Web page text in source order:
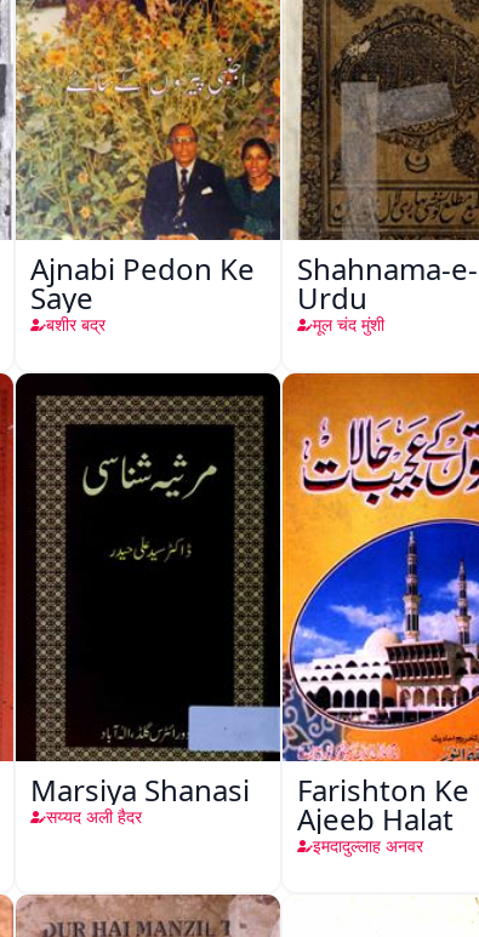
Ajnabi Pedon Ke
Saye
बशीर बद्र
Shahnama-e-
Urdu
मूल चंद मुंशी
Marsiya Shanasi
सय्यद अली हैदर
Farishton Ke
Ajeeb Halat
इमदादुल्लाह अनवर